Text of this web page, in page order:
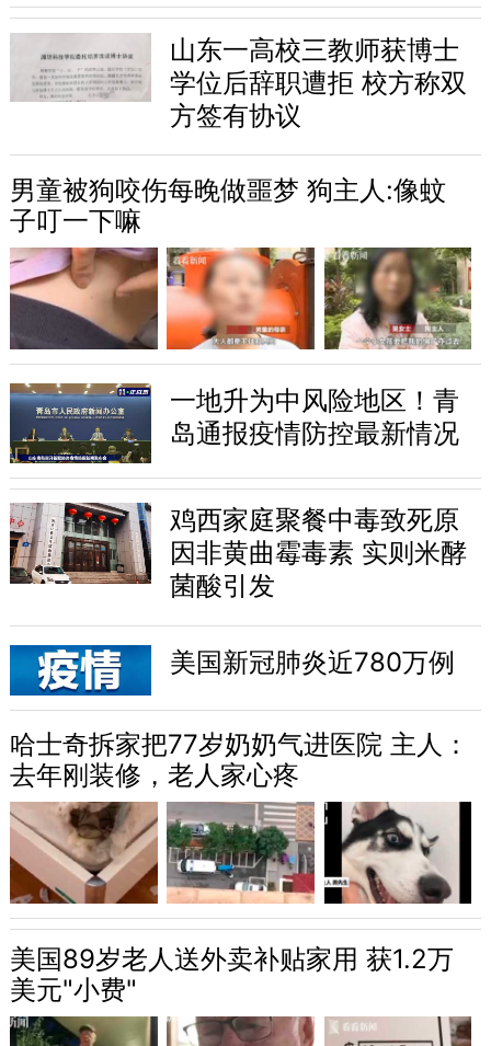
山东一高校三教师获博士
学位后辞职遭拒 校方称双
方签有协议
男童被狗咬伤每晚做噩梦 狗主人:像蚊
子叮一下嘛
一地升为中风险地区！青
岛通报疫情防控最新情况
鸡西家庭聚餐中毒致死原
因非黄曲霉毒素 实则米酵
菌酸引发
美国新冠肺炎近780万例
哈士奇拆家把77岁奶奶气进医院 主人：
去年刚装修，老人家心疼
美国89岁老人送外卖补贴家用 获1.2万
美元"小费"